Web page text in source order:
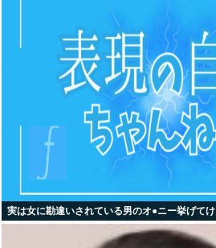
実は女に勘違いされている男のオ●ニー挙げてけ